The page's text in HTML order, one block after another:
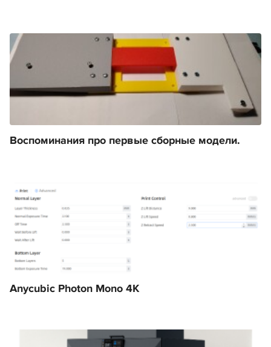
Воспоминания про первые сборные модели.
Anycubic Photon Mono 4K